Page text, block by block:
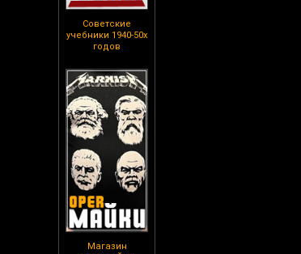
Советские
учебники 1940-50х
годов
Магазин